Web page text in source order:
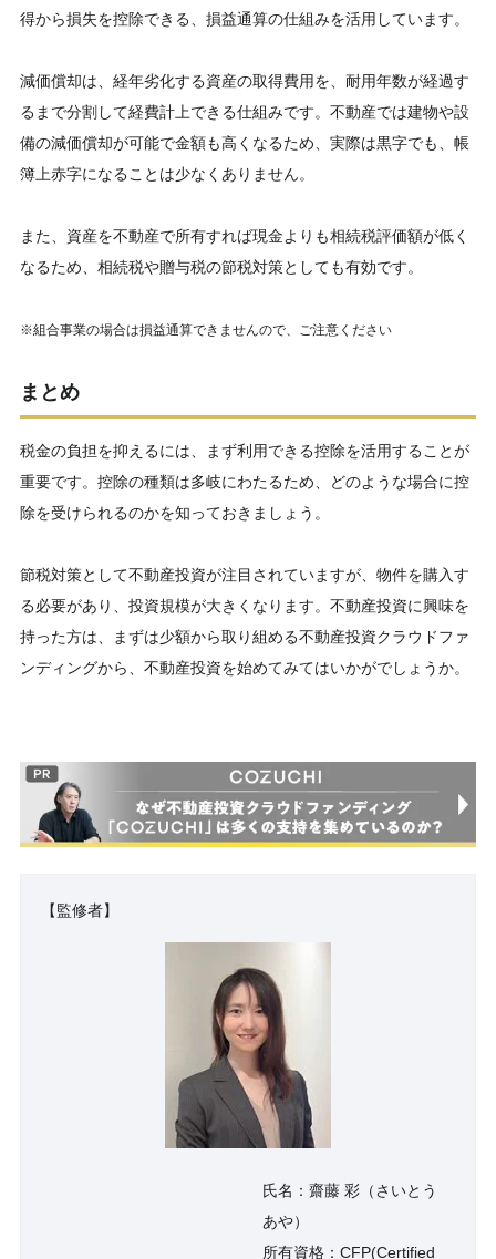
得から損失を控除できる、損益通算の仕組みを活用しています。
減価償却は、経年劣化する資産の取得費用を、耐用年数が経過す
るまで分割して経費計上できる仕組みです。不動産では建物や設
備の減価償却が可能で金額も高くなるため、実際は黒字でも、帳
簿上赤字になることは少なくありません。
また、資産を不動産で所有すれば現金よりも相続税評価額が低く
なるため、相続税や贈与税の節税対策としても有効です。
※組合事業の場合は損益通算できませんので、ご注意ください
まとめ
税金の負担を抑えるには、まず利用できる控除を活用することが
重要です。控除の種類は多岐にわたるため、どのような場合に控
除を受けられるのかを知っておきましょう。
節税対策として不動産投資が注目されていますが、物件を購入す
る必要があり、投資規模が大きくなります。不動産投資に興味を
持った方は、まずは少額から取り組める不動産投資クラウドファ
ンディングから、不動産投資を始めてみてはいかがでしょうか。
【監修者】
氏名：齋藤 彩（さいとう
あや）
所有資格：CFP(Certified